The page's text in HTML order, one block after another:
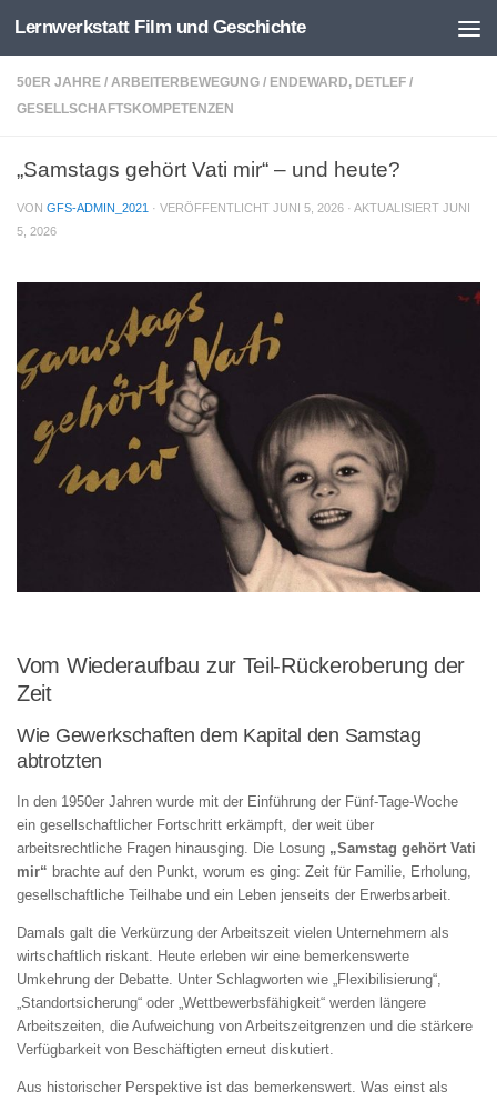
Zum Inhalt springen
Lernwerkstatt Film und Geschichte
50ER JAHRE / ARBEITERBEWEGUNG / ENDEWARD, DETLEF /
GESELLSCHAFTSKOMPETENZEN
„Samstags gehört Vati mir“ – und heute?
VON GFS-ADMIN_2021 · VERÖFFENTLICHT JUNI 5, 2026 · AKTUALISIERT JUNI
5, 2026
Vom Wiederaufbau zur Teil-Rückeroberung der
Zeit
Wie Gewerkschaften dem Kapital den Samstag
abtrotzten
In den 1950er Jahren wurde mit der Einführung der Fünf-Tage-Woche
ein gesellschaftlicher Fortschritt erkämpft, der weit über
arbeitsrechtliche Fragen hinausging. Die Losung „Samstag gehört Vati
mir“ brachte auf den Punkt, worum es ging: Zeit für Familie, Erholung,
gesellschaftliche Teilhabe und ein Leben jenseits der Erwerbsarbeit.
Damals galt die Verkürzung der Arbeitszeit vielen Unternehmern als
wirtschaftlich riskant. Heute erleben wir eine bemerkenswerte
Umkehrung der Debatte. Unter Schlagworten wie „Flexibilisierung“,
„Standortsicherung“ oder „Wettbewerbsfähigkeit“ werden längere
Arbeitszeiten, die Aufweichung von Arbeitszeitgrenzen und die stärkere
Verfügbarkeit von Beschäftigten erneut diskutiert.
Aus historischer Perspektive ist das bemerkenswert. Was einst als